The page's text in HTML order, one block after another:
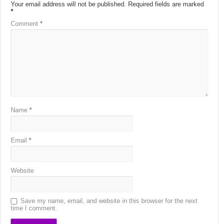
Your email address will not be published. Required fields are marked
*
Comment*
Name*
Email*
Website
Save my name, email, and website in this browser for the next
time I comment.